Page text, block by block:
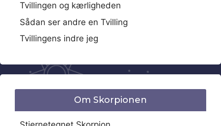
Tvillingen og kærligheden
Sådan ser andre en Tvilling
Tvillingens indre jeg
Om Skorpionen